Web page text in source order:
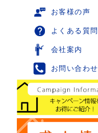
お客様の声
よくある質問
会社案内
お問い合わせ